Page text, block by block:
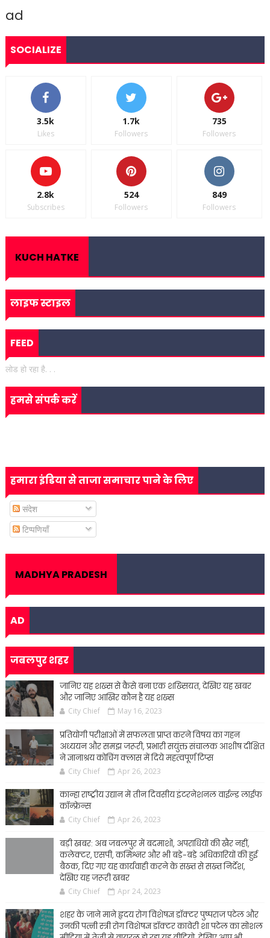
ad
SOCIALIZE
3.5k
Likes
1.7k
Followers
735
Followers
2.8k
Subscribes
524
Followers
849
Followers
KUCH HATKE
लाइफ स्टाइल
FEED
लोड हो रहा है. . .
हमसे संपर्क करें
हमारा इंडिया से ताजा समाचार पाने के लिए
संदेश
टिप्पणियाँ
MADHYA PRADESH
AD
जबलपुर शहर
जानिए यह शख्स से कैसे बना एक शख्सियत, देखिए यह खबर
और जानिए आखिर कौन है यह शख्स
City Chief May 16, 2023
प्रतियोगी परीक्षाओं में सफलता प्राप्त करने विषय का गहन
अध्ययन और समझ जरूरी, प्रभारी सयुंक्त संचालक आशीष दीक्षित
ने ज्ञानाश्रय कोचिंग क्लास में दिये महत्वपूर्ण टिप्स
City Chief Apr 26, 2023
कान्हा राष्ट्रीय उद्यान में तीन दिवसीय इंटरनेशनल वाईल्ड लाईफ
कॉन्फ्रेन्स
City Chief Apr 26, 2023
बड़ी खबर: अब जबलपुर में बदमाशों, अपराधियों की खैर नहीं,
कलेक्टर, एसपी, कमिश्नर और भी बड़े-बड़े अधिकारियों की हुई
बैठक, दिए गए यह कार्यवाही करने के सख्त से सख्त निर्देश,
देखिए यह जरूरी खबर
City Chief Apr 24, 2023
शहर के जाने माने हृदय रोग विशेषज्ञ डॉक्टर पुष्पराज पटेल और
उनकी पत्नी स्त्री रोग विशेषज्ञ डॉक्टर कावेरी शा पटेल का सोशल